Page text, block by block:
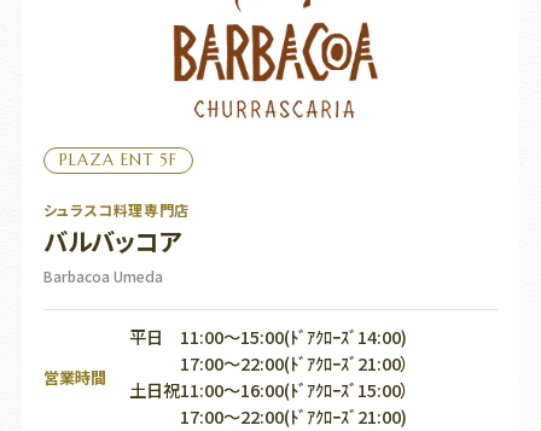
PLAZA ENT 5F
シュラスコ料理専門店
バルバッコア
Barbacoa Umeda
営業時間
平日 11:00～15:00(ﾄﾞｱｸﾛｰｽﾞ14:00)
17:00～22:00(ﾄﾞｱｸﾛｰｽﾞ21:00）
土日祝11:00～16:00(ﾄﾞｱｸﾛｰｽﾞ15:00）
17:00～22:00(ﾄﾞｱｸﾛｰｽﾞ21:00)